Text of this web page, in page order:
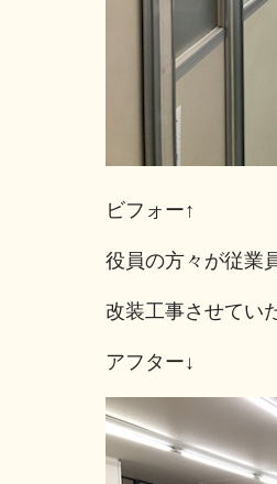
ビフォー↑
役員の方々が従業
改装工事させてい
アフター↓